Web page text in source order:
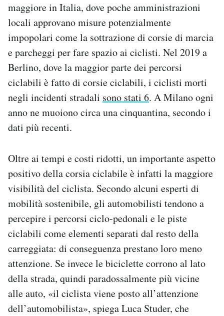
maggiore in Italia, dove poche amministrazioni
locali approvano misure potenzialmente
impopolari come la sottrazione di corsie di marcia
e parcheggi per fare spazio ai ciclisti. Nel 2019 a
Berlino, dove la maggior parte dei percorsi
ciclabili è fatto di corsie ciclabili, i ciclisti morti
negli incidenti stradali sono stati 6. A Milano ogni
anno ne muoiono circa una cinquantina, secondo i
dati più recenti.
Oltre ai tempi e costi ridotti, un importante aspetto
positivo della corsia ciclabile è infatti la maggiore
visibilità del ciclista. Secondo alcuni esperti di
mobilità sostenibile, gli automobilisti tendono a
percepire i percorsi ciclo-pedonali e le piste
ciclabili come elementi separati dal resto della
carreggiata: di conseguenza prestano loro meno
attenzione. Se invece le biciclette corrono al lato
della strada, quindi paradossalmente più vicine
alle auto, «il ciclista viene posto all’attenzione
dell’automobilista», spiega Luca Studer, che